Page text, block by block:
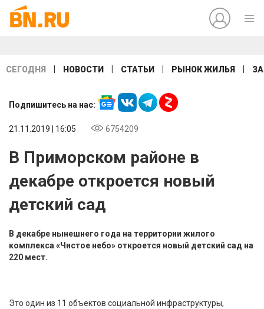
СЕГОДНЯ НОВОСТИ СТАТЬИ РЫНОК ЖИЛЬЯ
Подпишитесь на нас:
21.11.2019 | 16:05 6754209
В Приморском районе в
декабре откроется новый
детский сад
В декабре нынешнего года на территории жилого
комплекса «Чистое небо» откроется новый детский сад на
220 мест.
Это один из 11 объектов социальной инфраструктуры,